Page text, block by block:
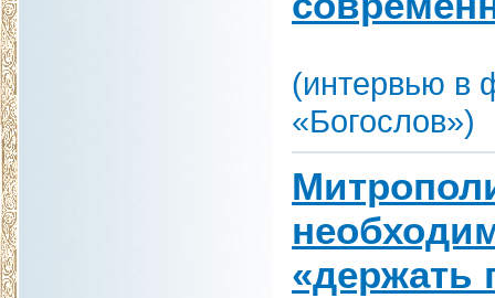
(интервью в
«Богослов»)
«держать